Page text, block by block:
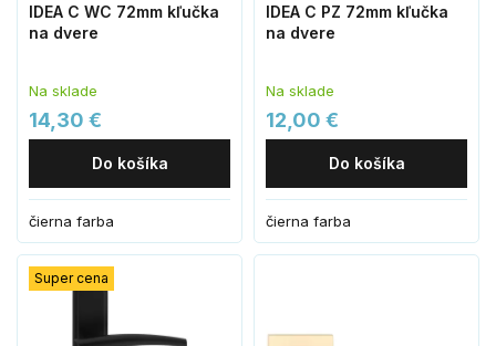
IDEA C WC 72mm kľučka
na dvere
Na sklade
14,30 €
Do košíka
čierna farba
IDEA C PZ 72mm kľučka
na dvere
Na sklade
12,00 €
Do košíka
čierna farba
Super cena